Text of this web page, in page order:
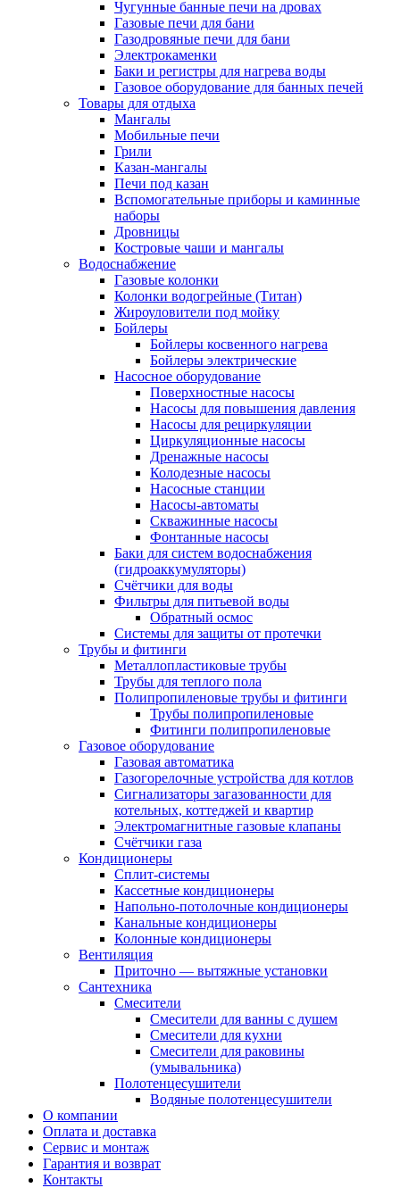
Чугунные банные печи на дровах
Газовые печи для бани
Газодровяные печи для бани
Электрокаменки
Баки и регистры для нагрева воды
Газовое оборудование для банных печей
Товары для отдыха
Мангалы
Мобильные печи
Грили
Казан-мангалы
Печи под казан
Вспомогательные приборы и каминные
наборы
Дровницы
Костровые чаши и мангалы
Водоснабжение
Газовые колонки
Колонки водогрейные (Титан)
Жироуловители под мойку
Бойлеры
Бойлеры косвенного нагрева
Бойлеры электрические
Насосное оборудование
Поверхностные насосы
Насосы для повышения давления
Насосы для рециркуляции
Циркуляционные насосы
Дренажные насосы
Колодезные насосы
Насосные станции
Насосы-автоматы
Скважинные насосы
Фонтанные насосы
Баки для систем водоснабжения
(гидроаккумуляторы)
Счётчики для воды
Фильтры для питьевой воды
Обратный осмос
Системы для защиты от протечки
Трубы и фитинги
Металлопластиковые трубы
Трубы для теплого пола
Полипропиленовые трубы и фитинги
Трубы полипропиленовые
Фитинги полипропиленовые
Газовое оборудование
Газовая автоматика
Газогорелочные устройства для котлов
Сигнализаторы загазованности для
котельных, коттеджей и квартир
Электромагнитные газовые клапаны
Счётчики газа
Кондиционеры
Сплит-системы
Кассетные кондиционеры
Напольно-потолочные кондиционеры
Канальные кондиционеры
Колонные кондиционеры
Вентиляция
Приточно — вытяжные установки
Сантехника
Смесители
Смесители для ванны с душем
Смесители для кухни
Смесители для раковины
(умывальника)
Полотенцесушители
Водяные полотенцесушители
О компании
Оплата и доставка
Сервис и монтаж
Гарантия и возврат
Контакты